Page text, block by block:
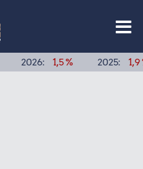
1,5 % 2025: 1,9 %